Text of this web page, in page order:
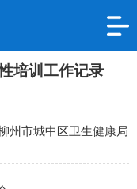
培训工作记录
州市城中区卫生健康局